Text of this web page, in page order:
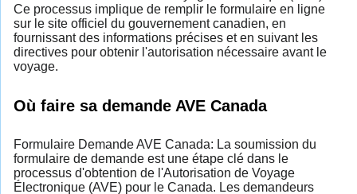
Ce processus implique de remplir le formulaire en ligne
sur le site officiel du gouvernement canadien, en
fournissant des informations précises et en suivant les
directives pour obtenir l'autorisation nécessaire avant le
voyage.
Où faire sa demande AVE Canada
Formulaire Demande AVE Canada: La soumission du
formulaire de demande est une étape clé dans le
processus d'obtention de l'Autorisation de Voyage
Électronique (AVE) pour le Canada. Les demandeurs